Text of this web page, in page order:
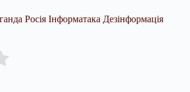
Росія Інформатака Дезінформація